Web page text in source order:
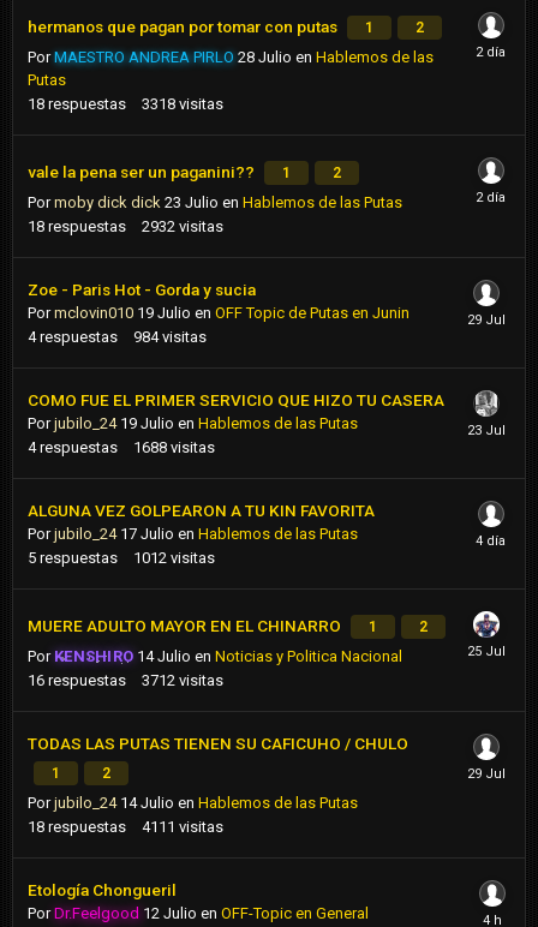
hermanos que pagan por tomar con putas 1 2
PorMAESTRO ANDREA PIRLO 28 Julio en Hablemos de las
Putas
18 respuestas 3318 visitas
vale la pena ser un paganini?? 1 2
Pormoby dick dick 23 Julio en Hablemos de las Putas
18 respuestas 2932 visitas
Zoe - Paris Hot - Gorda y sucia
Pormclovin010 19 Julio en OFF Topic de Putas en Junin
4 respuestas 984 visitas
COMO FUE EL PRIMER SERVICIO QUE HIZO TU CASERA
Porjubilo_24 19 Julio en Hablemos de las Putas
4 respuestas 1688 visitas
ALGUNA VEZ GOLPEARON A TU KIN FAVORITA
Porjubilo_24 17 Julio en Hablemos de las Putas
5 respuestas 1012 visitas
MUERE ADULTO MAYOR EN EL CHINARRO 1 2
Por KENSHIRO 14 Julio enNoticias y Politica Nacional
16 respuestas 3712 visitas
TODAS LAS PUTAS TIENEN SU CAFICUHO / CHULO
1 2
Porjubilo_24 14 Julio en Hablemos de las Putas
18 respuestas 4111 visitas
Etología Chongueril
PorDr.Feelgood 12 Julio en OFF-Topic en General